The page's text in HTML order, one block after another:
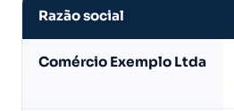
Razão social
Comércio Exemplo Ltda